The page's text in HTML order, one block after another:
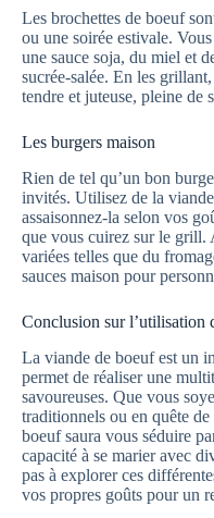
Les brochettes de boeuf
ou une soirée estivale.
une sauce soja, du miel et
sucrée-salée. En les
tendre et juteuse, pleine de
Les burgers maison
Rien de tel qu’un bon
invités. Utilisez de la
assaisonnez-la selon vos
que vous cuirez sur le grill.
variées telles que du
sauces maison pour
Conclusion sur l’utilisation
La viande de boeuf est un
permet de réaliser une
savoureuses. Que vous
traditionnels ou en quête
boeuf saura vous séduire
capacité à se marier avec
pas à explorer ces
vos propres goûts pour un